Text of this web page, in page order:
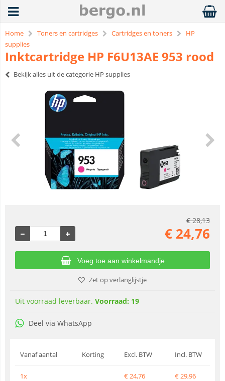
Home Toners en cartridges Cartridges en toners
HP
supplies
Inktcartridge HP F6U13AE 953 rood
Bekijk alles uit de categorie HP supplies
€28,13
€ 24,76
Voeg toe aan winkelmandje
Zet op verlanglijstje
Uit voorraad leverbaar. Voorraad: 19
Deel via WhatsApp
Vanaf aantal Korting Excl. BTW Incl. BTW
1x €24,76 €29,96